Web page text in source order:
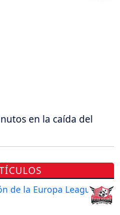
en la caída del